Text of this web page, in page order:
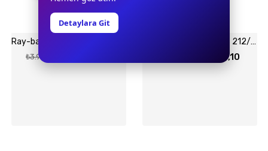
₺3.984,00
Ray-ban Junior 9572S 212/80 48-19 Güneş Gözlüğü
₺4.067,10
Detaylara Git